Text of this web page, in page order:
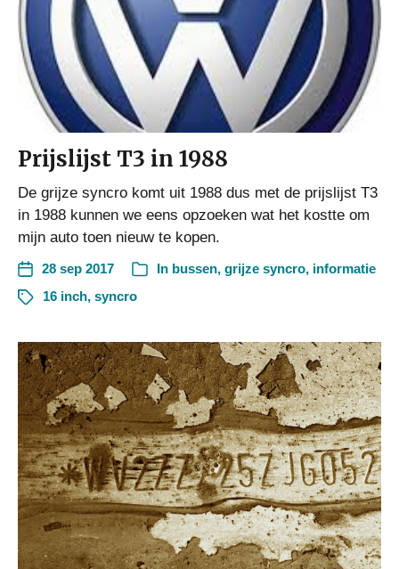
Prijslijst T3 in 1988
De grijze syncro komt uit 1988 dus met de prijslijst T3
in 1988 kunnen we eens opzoeken wat het kostte om
mijn auto toen nieuw te kopen.
28 sep 2017 In bussen, grijze syncro, informatie
16 inch, syncro